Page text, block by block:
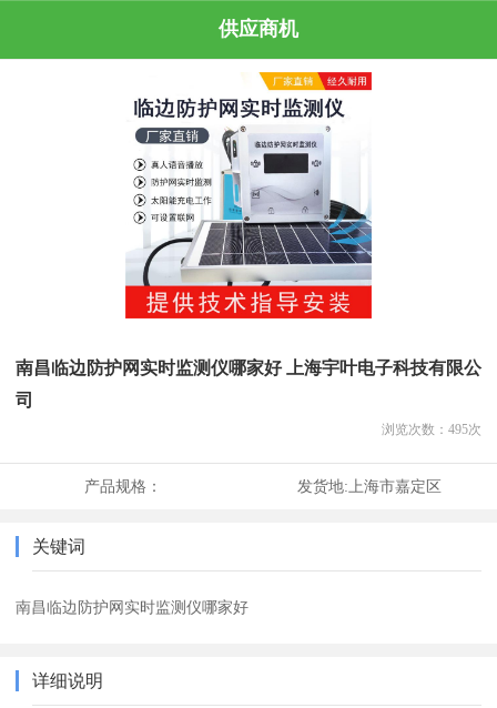
供应商机
南昌临边防护网实时监测仪哪家好 上海宇叶电子科技有限公
司
浏览次数： 495次
产品规格： 发货地:上海市嘉定区
关键词
南昌临边防护网实时监测仪哪家好
详细说明